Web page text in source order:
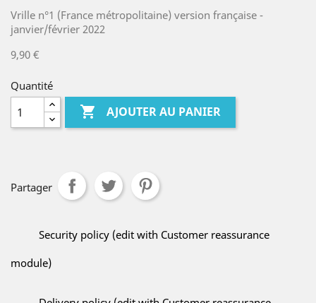
Vrille n°1 (France métropolitaine) version française -
janvier/février 2022
9,90 €
Quantité
 AJOUTER AU PANIER
Partager
Security policy (edit with Customer reassurance
module)